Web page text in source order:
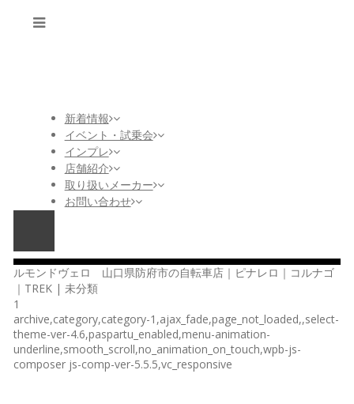
新着情報
イベント・試乗会
インプレ
店舗紹介
取り扱いメーカー
お問い合わせ
ルモンドヴェロ 山口県防府市の自転車店｜ピナレロ｜コルナゴ
｜TREK | 未分類
1
archive,category,category-1,ajax_fade,page_not_loaded,,select-
theme-ver-4.6,paspartu_enabled,menu-animation-
underline,smooth_scroll,no_animation_on_touch,wpb-js-
composer js-comp-ver-5.5.5,vc_responsive